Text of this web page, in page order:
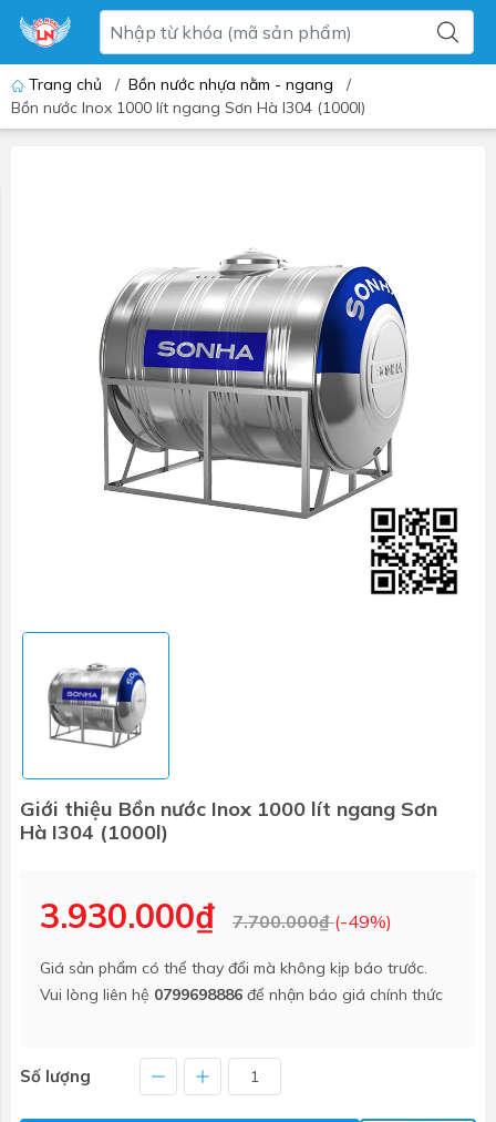
Trang chủ / Bồn nước nhựa nằm - ngang
/
Bồn nước Inox 1000 lít ngang Sơn Hà I304 (1000l)
Giới thiệu Bồn nước Inox 1000 lít ngang Sơn
Hà I304 (1000l)
3.930.000₫ 7.700.000₫(-49%)
Giá sản phẩm có thể thay đổi mà không kịp báo trước.
Vui lòng liên hệ 0799698886 để nhận báo giá chính thức
Số lượng